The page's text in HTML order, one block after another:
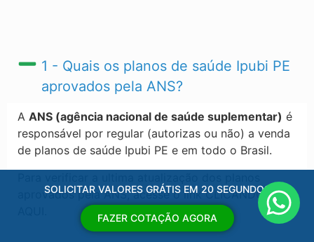
1 - Quais os planos de saúde Ipubi PE​
aprovados pela ANS?
A ANS (agência nacional de saúde suplementar) é
responsável por regular (autorizas ou não) a venda
de planos de saúde Ipubi PE​ e em todo o Brasil.
aprovados pela ANS, acesse o link CLICANDO
SOLICITAR VALORES GRÁTIS EM 20 SEGUNDOS
FAZER COTAÇÃO AGORA